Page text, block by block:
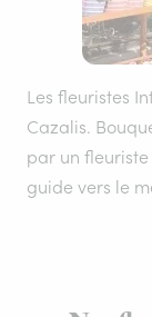
Les fleuristes
Cazalis.
par un
guide vers le